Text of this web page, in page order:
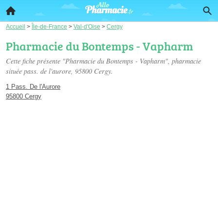
Accueil > Île-de-France > Val-d'Oise > Cergy
Pharmacie du Bontemps - Vapharm
Cette fiche présente "Pharmacie du Bontemps - Vapharm", pharmacie
située pass. de l'aurore, 95800 Cergy.
1 Pass. De l'Aurore
95800 Cergy